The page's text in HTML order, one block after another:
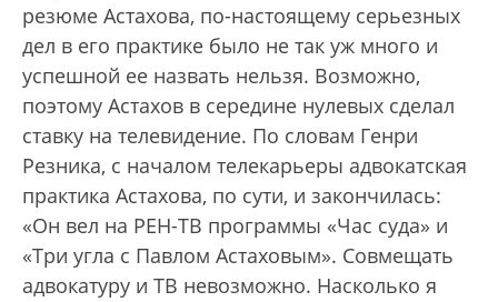
резюме Астахова, по-настоящему серьезных
дел в его практике было не так уж много и
успешной ее назвать нельзя. Возможно,
поэтому Астахов в середине нулевых сделал
ставку на телевидение. По словам Генри
Резника, с началом телекарьеры адвокатская
практика Астахова, по сути, и закончилась:
«Он вел на РЕН-ТВ программы «Час суда» и
«Три угла с Павлом Астаховым». Совмещать
адвокатуру и ТВ невозможно. Насколько я